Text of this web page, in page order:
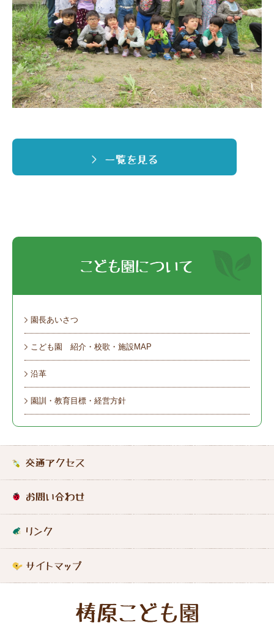
園長あいさつ
こども園 紹介・校歌・施設MAP
沿革
園訓・教育目標・経営方針